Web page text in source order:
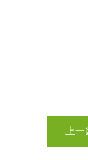
上